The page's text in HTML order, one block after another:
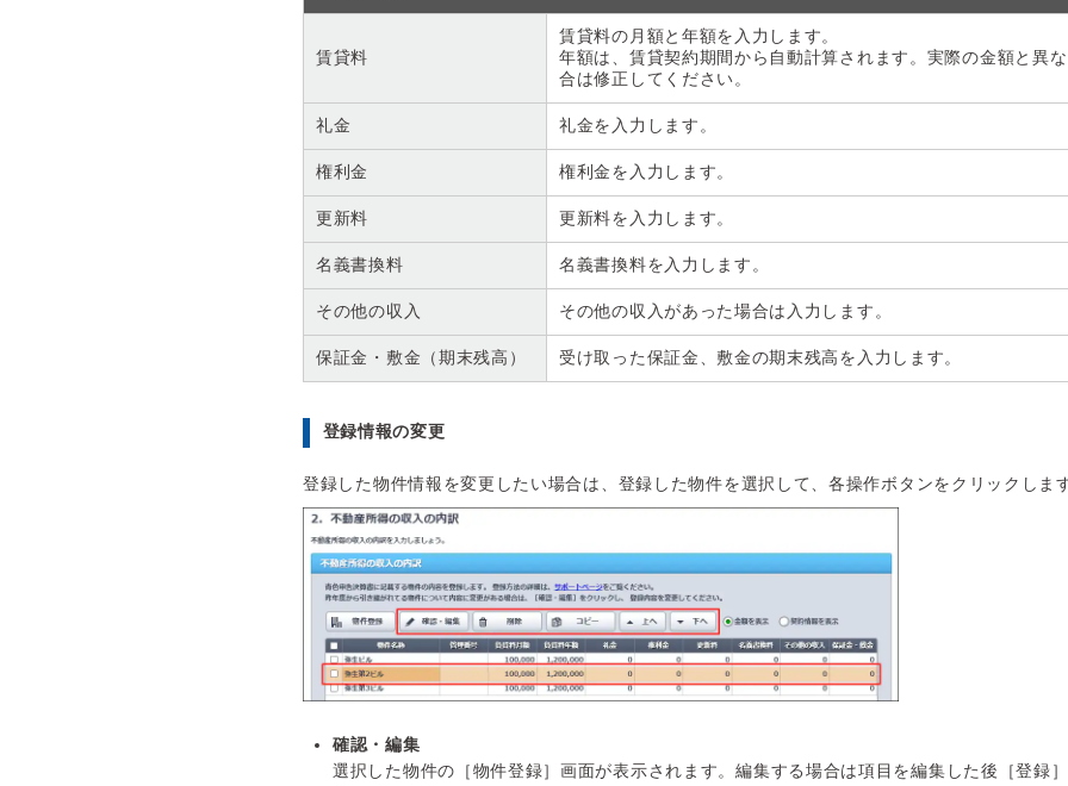
賃貸料
賃貸料の月額と年額を入力します。
年額は、賃貸契約期間から自動計算されます。実際の金額と異
合は修正してください。
礼金 礼金を入力します。
権利金 権利金を入力します。
更新料 更新料を入力します。
名義書換料 名義書換料を入力します。
その他の収入 その他の収入があった場合は入力します。
保証金・敷金（期末残高） 受け取った保証金、敷金の期末残高を入力します。
登録情報の変更
登録した物件情報を変更したい場合は、登録した物件を選択して、各操作ボタンをクリックしま
確認・編集
選択した物件の［物件登録］画面が表示されます。編集する場合は項目を編集した後［登録